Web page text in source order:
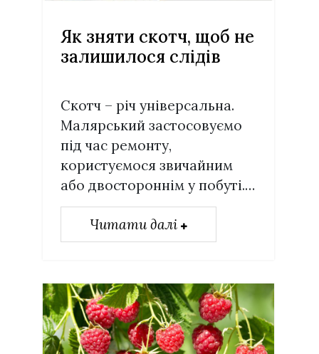
Як зняти скотч, щоб не
залишилося слідів
Скотч – річ універсальна.
Малярський застосовуємо
під час ремонту,
користуємося звичайним
або двостороннім у побуті.…
Читати далі